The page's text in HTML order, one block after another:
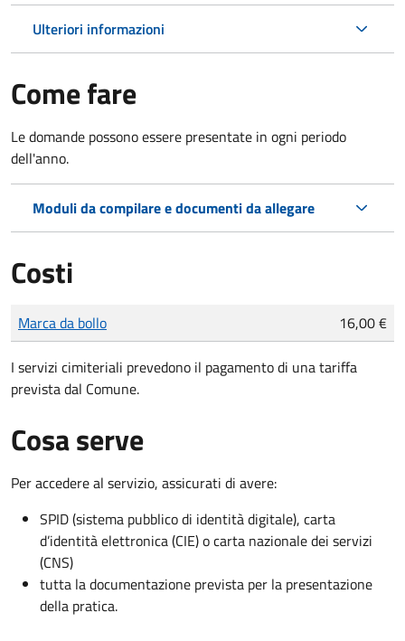
Ulteriori informazioni
Come fare
Le domande possono essere presentate in ogni periodo
dell'anno.
Moduli da compilare e documenti da allegare
Costi
Tipo di pagamento
Importo
Marca da bollo 16,00 €
I servizi cimiteriali prevedono il pagamento di una tariffa
prevista dal Comune.
Cosa serve
Per accedere al servizio, assicurati di avere:
SPID (sistema pubblico di identità digitale), carta
d’identità elettronica (CIE) o carta nazionale dei servizi
(CNS)
tutta la documentazione prevista per la presentazione
della pratica.